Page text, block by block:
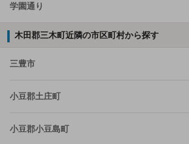
学園通り
木田郡三木町近隣の市区町村から探す
三豊市
小豆郡土庄町
小豆郡小豆島町